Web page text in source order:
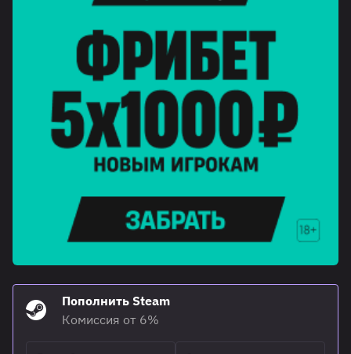
Пополнить Steam
Комиссия от 6%